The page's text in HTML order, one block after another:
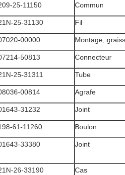
25-11150 Commun
25-31130 Fil
00000 Montage,
50813 Connecteur
25-31311 Tube
00814 Agrafe
31232 Joint
61-11260 Boulon
33380 Joint
26-33190
Cas